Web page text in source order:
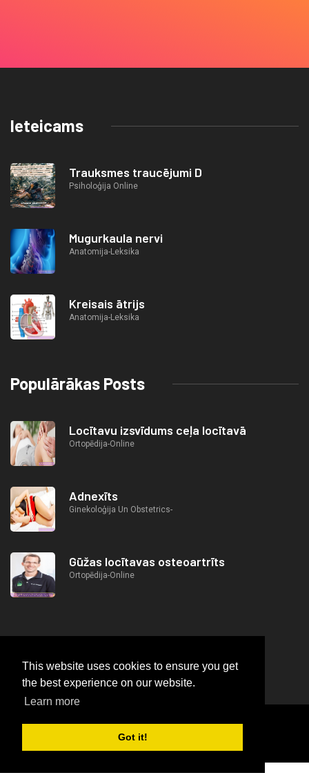
This website uses cookies to ensure you get
the best experience on our website.
Learn more
Got it!
Ieteicams
Trauksmes traucējumi D
Psiholoģija Online
Mugurkaula nervi
Anatomija-Leksika
Kreisais ātrijs
Anatomija-Leksika
Populārākas Posts
Locītavu izsvīdums ceļa locītavā
Ortopēdija-Online
Adnexīts
Ginekoloģija Un Obstetrics-
Gūžas locītavas osteoartrīts
Ortopēdija-Online
© https://lifeafterjob.com Medicīnas termini